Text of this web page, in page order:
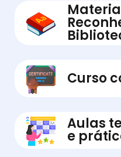
Curso
Aulas
e